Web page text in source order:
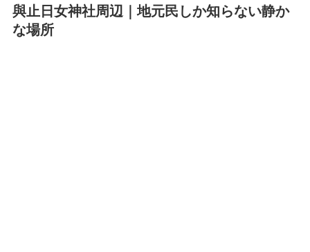
與止日女神社周辺｜地元民しか知らない静か
な場所